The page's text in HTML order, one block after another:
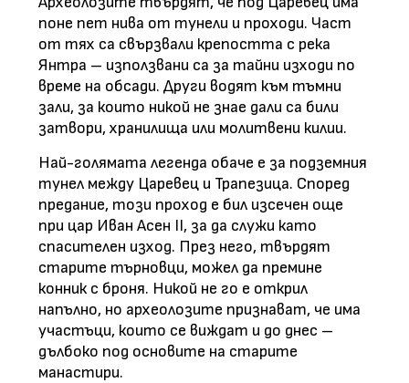
поне пет нива от тунели и проходи. Част
от тях са свързвали крепостта с река
Янтра – използвани са за тайни изходи по
време на обсади. Други водят към тъмни
зали, за които никой не знае дали са били
затвори, хранилища или молитвени килии.
Най-голямата легенда обаче е за подземния
тунел между Царевец и Трапезица. Според
предание, този проход е бил изсечен още
при цар Иван Асен II, за да служи като
спасителен изход. През него, твърдят
старите търновци, можел да премине
конник с броня. Никой не го е открил
напълно, но археолозите признават, че има
участъци, които се виждат и до днес –
дълбоко под основите на старите
манастири.